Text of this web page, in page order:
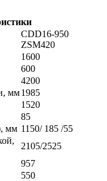
CDD16-950
ZSM420
1600
600
4200
мм1985
1520
85
мм 1150/ 185 /55
2105/2525
957
550